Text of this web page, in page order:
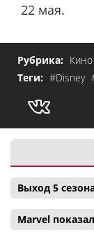
22 мая.
Рубрика:
Теги: #Disney
Выход 5
Marvel